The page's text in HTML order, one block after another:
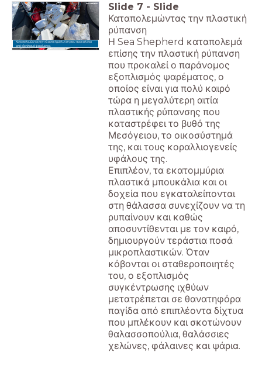
Καταπολεμώντας την πλαστική μόλυνση που προκαλείται
από εξοπλισμό ψαρέματος.
Slide 7 - Slide
Καταπολεμώντας την πλαστική
ρύπανση
Η Sea Shepherd καταπολεμά
επίσης την πλαστική ρύπανση
που προκαλεί ο παράνομος
εξοπλισμός ψαρέματος, ο
οποίος είναι για πολύ καιρό
τώρα η μεγαλύτερη αιτία
πλαστικής ρύπανσης που
καταστρέφει το βυθό της
Μεσόγειου, το οικοσύστημά
της, και τους κοραλλιογενείς
υφάλους της.
Επιπλέον, τα εκατομμύρια
πλαστικά μπουκάλια και οι
δοχεία που εγκαταλείπονται
στη θάλασσα συνεχίζουν να τη
ρυπαίνουν και καθώς
αποσυντίθενται με τον καιρό,
δημιουργούν τεράστια ποσά
μικροπλαστικών. Όταν
κόβονται οι σταθεροποιητές
του, ο εξοπλισμός
συγκέντρωσης ιχθύων
μετατρέπεται σε θανατηφόρα
παγίδα από επιπλέοντα δίχτυα
που μπλέκουν και σκοτώνουν
θαλασσοπούλια, θαλάσσιες
χελώνες, φάλαινες και ψάρια.